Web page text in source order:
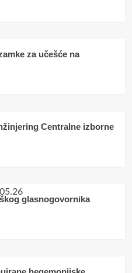
za učešće na
Centralne izborne
glasnogovornika